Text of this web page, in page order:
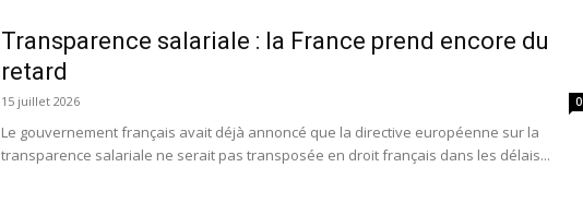
Transparence salariale : la France prend encore du
retard
15 juillet 2026 0
Le gouvernement français avait déjà annoncé que la directive européenne sur la
transparence salariale ne serait pas transposée en droit français dans les délais...